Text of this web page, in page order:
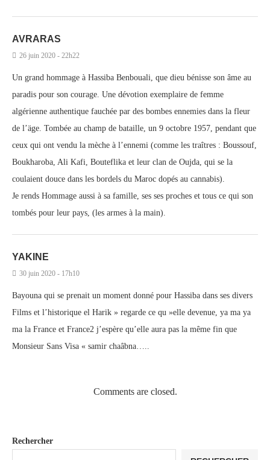
AVRARAS
26 juin 2020 - 22h22
Un grand hommage à Hassiba Benbouali, que dieu bénisse son âme au
paradis pour son courage. Une dévotion exemplaire de femme
algérienne authentique fauchée par des bombes ennemies dans la fleur
de l’äge. Tombée au champ de bataille, un 9 octobre 1957, pendant que
ceux qui ont vendu la mèche à l’ennemi (comme les traîtres : Boussouf,
Boukharoba, Ali Kafi, Bouteflika et leur clan de Oujda, qui se la
coulaient douce dans les bordels du Maroc dopés au cannabis).
Je rends Hommage aussi à sa famille, ses ses proches et tous ce qui son
tombés pour leur pays, (les armes à la main).
YAKINE
30 juin 2020 - 17h10
Bayouna qui se prenait un moment donné pour Hassiba dans ses divers
Films et l’historique el Harik » regarde ce qu »elle devenue, ya ma ya
ma la France et France2 j’espère qu’elle aura pas la même fin que
Monsieur Sans Visa « samir chaâbna…..
Comments are closed.
Rechercher